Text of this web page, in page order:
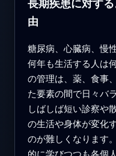
長期疾患に対す
由
糖尿病、心臓病、慢
何年も生活する人は
の管理は、薬、食事
た要素の間で日々バ
しばしば短い診察や
の生活や身体が変化
のが難しくなります
的に学びつつも各個